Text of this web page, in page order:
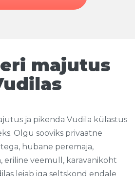
majutus
ja pikenda Vudila külastus
Olgu sooviks privaatne
hubane peremaja,
eriline veemull, karavanikoht
leiab iga seltskond endale